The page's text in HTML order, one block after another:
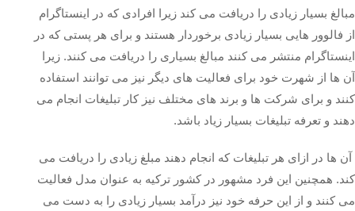
مبالغ بسیار زیادی را دریافت می‌ کند زیرا افرادی که در اینستاگرام
از فالوور هایی بسیار زیادی برخوردار هستند و برای هر پستی که در
اینستاگرام منتشر می کنند مبالغ بسیاری را دریافت می‌ کنند. زیرا
آن ها از شهرت خود برای فعالیت‌ های دیگر نیز می توانند استفاده
کنند و برای شرکت ها و برند های مختلف نیز کار تبلیغات انجام می‌
دهند و تعرفه تبلیغات بسیار زیاد باشد.
آن ها در ازای هر تبلیغات که انجام دهند مبلغ زیادی را دریافت می‌
کند. همچنین این فرد مشهور در کشور ترکیه به عنوان مدل فعالیت
می‌ کنند و از این حرفه خود نیز درآمد بسیار زیادی را به دست می‌